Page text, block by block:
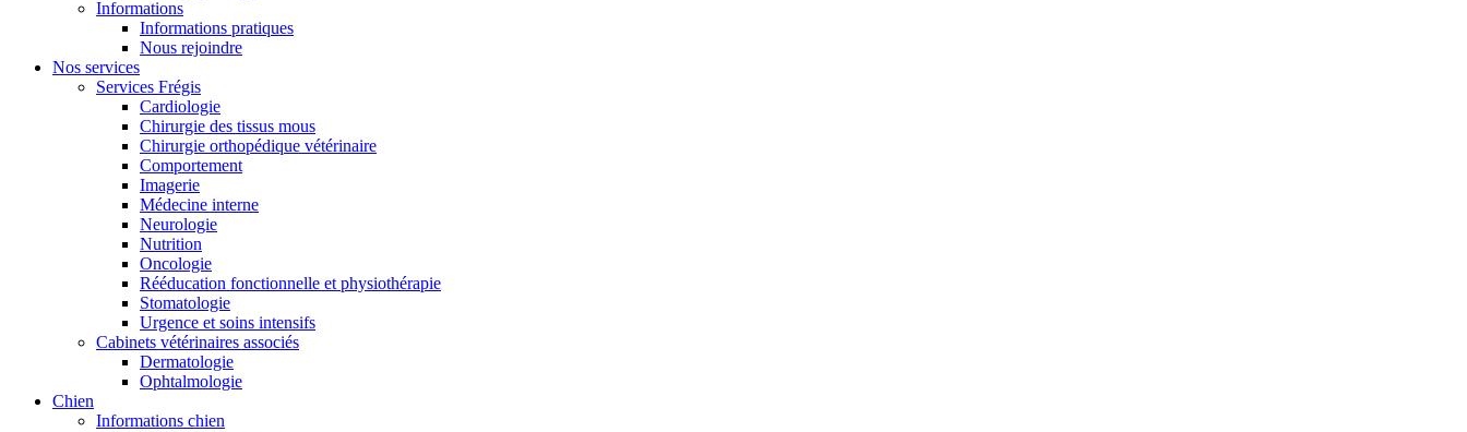
Informations
Informations pratiques
Nous rejoindre
Nos services
Services Frégis
Cardiologie
Chirurgie des tissus mous
Chirurgie orthopédique vétérinaire
Comportement
Imagerie
Médecine interne
Neurologie
Nutrition
Oncologie
Rééducation fonctionnelle et physiothérapie
Stomatologie
Urgence et soins intensifs
Cabinets vétérinaires associés
Dermatologie
Ophtalmologie
Chien
Informations chien